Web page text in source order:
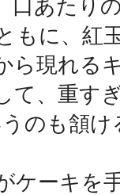
口あたり
もに、紅
ら現れる
て、重す
のも頷
ケーキを